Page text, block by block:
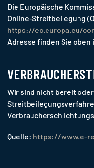
Die Europäische
Online-Streitbeilegung
https://ec.europa.eu/
Adresse finden Sie oben
Wir sind nicht bereit
Quelle: https://www.e-